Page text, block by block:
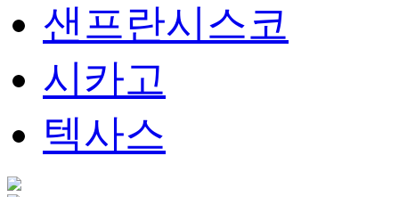
샌프란시스코
시카고
텍사스